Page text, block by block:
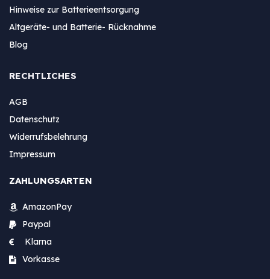
Hinweise zur Batterieentsorgung
Altgeräte- und Batterie- Rücknahme
Blog
RECHTLICHES
AGB
Datenschutz
Widerrufsbelehrung
Impressum
ZAHLUNGSARTEN
AmazonPay
Paypal
Klarna
Vorkasse